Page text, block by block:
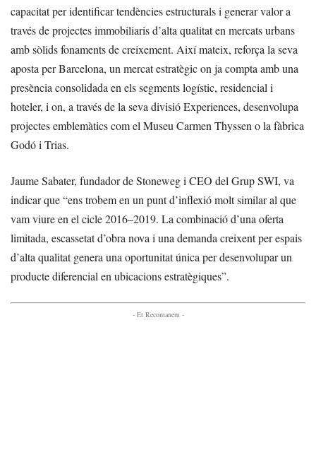
capacitat per identificar tendències estructurals i generar valor a
través de projectes immobiliaris d’alta qualitat en mercats urbans
amb sòlids fonaments de creixement. Així mateix, reforça la seva
aposta per Barcelona, un mercat estratègic on ja compta amb una
presència consolidada en els segments logístic, residencial i
hoteler, i on, a través de la seva divisió Experiences, desenvolupa
projectes emblemàtics com el Museu Carmen Thyssen o la fàbrica
Godó i Trias.
Jaume Sabater, fundador de Stoneweg i CEO del Grup SWI, va
indicar que “ens trobem en un punt d’inflexió molt similar al que
vam viure en el cicle 2016–2019. La combinació d’una oferta
limitada, escassetat d’obra nova i una demanda creixent per espais
d’alta qualitat genera una oportunitat única per desenvolupar un
producte diferencial en ubicacions estratègiques”.
- Et Recomanem -